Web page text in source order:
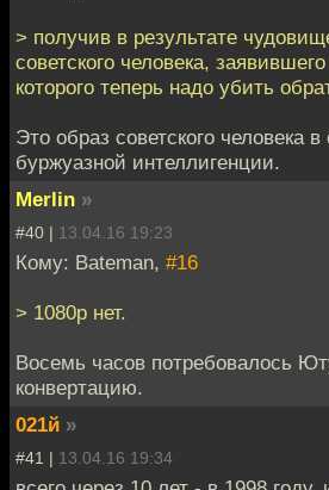
> получив в результате
советского человека,
которого теперь надо убить
Это образ советского человека в
буржуазной интеллигенции.
Merlin »
#40 | 13.04.16 19:23
Кому: Bateman, #16
> 1080p нет.
Восемь часов потребовалось
конвертацию.
021й »
#41 | 13.04.16 19:34